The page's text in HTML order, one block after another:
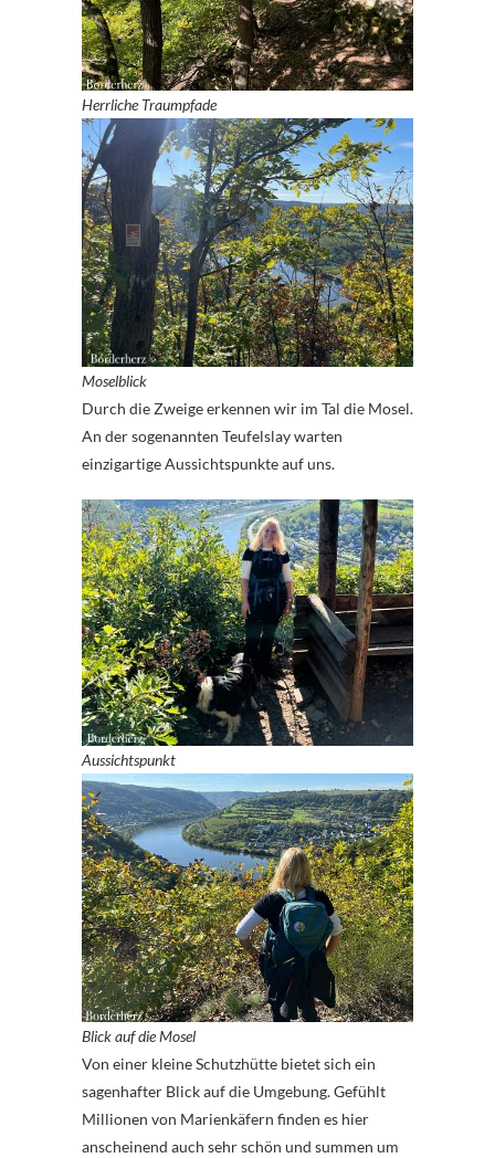
Herrliche Traumpfade
Moselblick
Durch die Zweige erkennen wir im Tal die Mosel.
An der sogenannten Teufelslay warten
einzigartige Aussichtspunkte auf uns.
Aussichtspunkt
Blick auf die Mosel
Von einer kleine Schutzhütte bietet sich ein
sagenhafter Blick auf die Umgebung. Gefühlt
Millionen von Marienkäfern finden es hier
anscheinend auch sehr schön und summen um